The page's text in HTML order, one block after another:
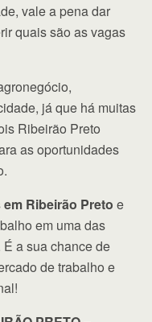
vale a pena dar
quais são as vagas
já que há muitas
Ribeirão Preto
as oportunidades
Ribeirão Preto e
em uma das
a sua chance de
de trabalho e